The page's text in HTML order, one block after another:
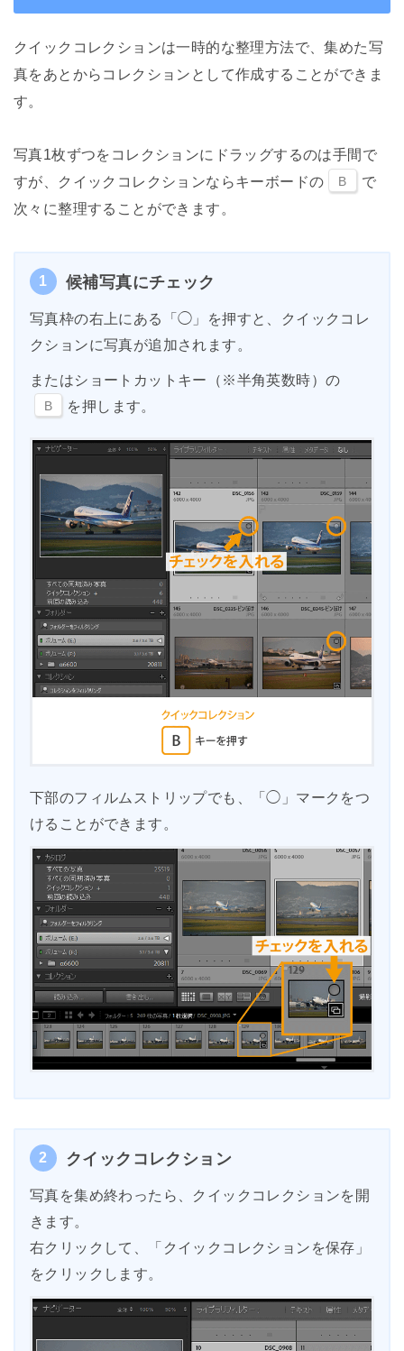
クイックコレクションは一時的な整理方法で、集めた写
真をあとからコレクションとして作成することができま
す。
写真1枚ずつをコレクションにドラッグするのは手間で
すが、クイックコレクションならキーボードの
B
で
次々に整理することができます。
1 候補写真にチェック
写真枠の右上にある「◯」を押すと、クイックコレ
クションに写真が追加されます。
またはショートカットキー（※半角英数時）の
B を押します。
下部のフィルムストリップでも、「◯」マークをつ
けることができます。
2 クイックコレクション
写真を集め終わったら、クイックコレクションを開
きます。
右クリックして、「クイックコレクションを保存」
をクリックします。